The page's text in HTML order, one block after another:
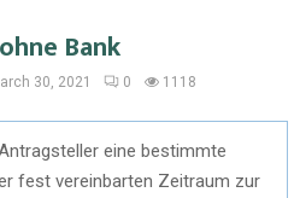
Bank
30, 2021 0 1118
eine bestimmte
fest vereinbarten Zeitraum zur